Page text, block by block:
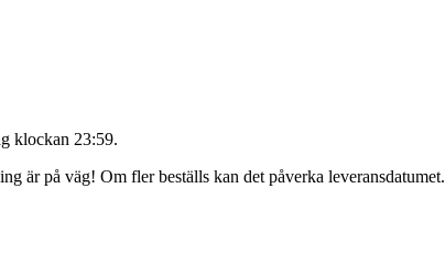
klockan 23:59.
är på väg! Om fler beställs kan det påverka leveransdatumet.